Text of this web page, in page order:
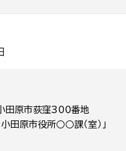
原市荻窪300番地
原市役所○○課（室）」